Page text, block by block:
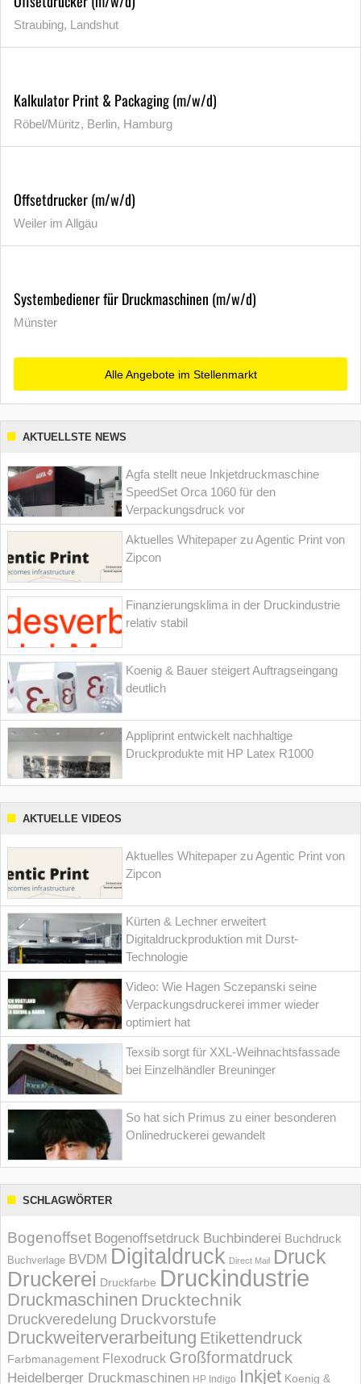
Straubing, Landshut
Kalkulator Print & Packaging (m/w/d)
Röbel/Müritz, Berlin, Hamburg
Offsetdrucker (m/w/d)
Weiler im Allgäu
Systembediener für Druckmaschinen (m/w/d)
Münster
Alle Angebote im Stellenmarkt
AKTUELLSTE NEWS
Agfa stellt neue Inkjetdruckmaschine
SpeedSet Orca 1060 für den
Verpackungsdruck vor
Aktuelles Whitepaper zu Agentic Print von
Zipcon
Finanzierungsklima in der Druckindustrie
relativ stabil
Koenig & Bauer steigert Auftragseingang
deutlich
Appliprint entwickelt nachhaltige
Druckprodukte mit HP Latex R1000
AKTUELLE VIDEOS
Aktuelles Whitepaper zu Agentic Print von
Zipcon
Kürten & Lechner erweitert
Digitaldruckproduktion mit Durst-
Technologie
Video: Wie Hagen Sczepanski seine
Verpackungsdruckerei immer wieder
optimiert hat
Texsib sorgt für XXL-Weihnachtsfassade
bei Einzelhändler Breuninger
So hat sich Primus zu einer besonderen
Onlinedruckerei gewandelt
SCHLAGWÖRTER
Bogenoffset Bogenoffsetdruck Buchbinderei Buchdruck
Buchverlage BVDM Digitaldruck Direct Mail Druck
Druckerei Druckfarbe Druckindustrie
Druckmaschinen Drucktechnik
Druckveredelung Druckvorstufe
Druckweiterverarbeitung Etikettendruck
Farbmanagement Flexodruck Großformatdruck
Heidelberger Druckmaschinen HP Indigo Inkjet Koenig &